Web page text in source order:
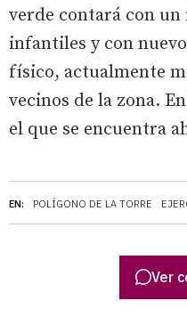
EN: POLÍGONO DE LA TORRE
verde contará con
infantiles y con
físico, actualmente
vecinos de la zona.
el que se encuentra
Ver